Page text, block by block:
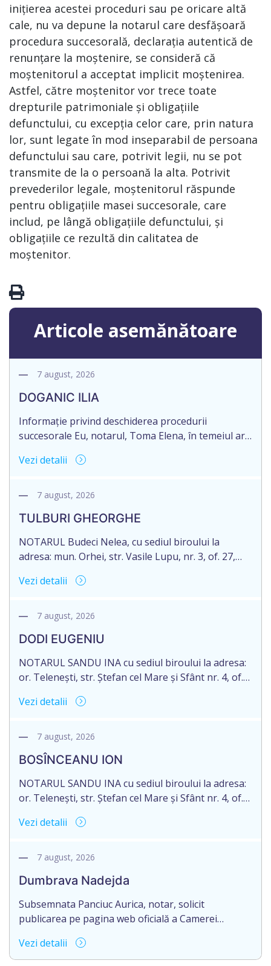
inițierea acestei proceduri sau pe oricare altă
cale, nu va depune la notarul care desfășoară
procedura succesorală, declarația autentică de
renunțare la moștenire, se consideră că
moștenitorul a acceptat implicit moștenirea.
Astfel, către moștenitor vor trece toate
drepturile patrimoniale și obligațiile
defunctului, cu excepția celor care, prin natura
lor, sunt legate în mod inseparabil de persoana
defunctului sau care, potrivit legii, nu se pot
transmite de la o persoană la alta. Potrivit
prevederilor legale, moștenitorul răspunde
pentru obligațiile masei succesorale, care
includ, pe lângă obligațiile defunctului, și
obligațiile ce rezultă din calitatea de
moștenitor.
Articole asemănătoare
7 august, 2026
DOGANIC ILIA
Informație privind deschiderea procedurii
succesorale Eu, notarul, Toma Elena, în temeiul art.
notific Moștenitorii/ persoană care are un interes
notariale în urma decesului cet. DOGANIC ILIA,
2007040006216. Eliberarea certificatului de
moștenitor este planificată în prealabil pentru […]
Vezi detalii
7 august, 2026
TULBURI GHEORGHE
NOTARUL Budeci Nelea, cu sediul biroului la
adresa: mun. Orhei, str. Vasile Lupu, nr. 3, of. 27,
în urma decesului cet. TULBURI GHEORGHE,
decedat/ă la 16 mai 2026. Eliberarea certificatului de
de 16.05.2027 termenul de opțiune pentru
acceptarea […]
Vezi detalii
7 august, 2026
DODI EUGENIU
NOTARUL SANDU INA cu sediul biroului la adresa:
or. Telenești, str. Ștefan cel Mare și Sfânt nr. 4, of.
succesorale în urma decesului cet. DODI EUGENIU,
2003035009604, decedat/ă la data de 12.01.2026
/doisprezece ianuarie anul două mii douăzeci și
șase/. Eliberarea certificatului de moștenitor este
[…]
Vezi detalii
7 august, 2026
BOSÎNCEANU ION
NOTARUL SANDU INA cu sediul biroului la adresa:
or. Telenești, str. Ștefan cel Mare și Sfânt nr. 4, of.
succesorale în urma decesului cet. BOSÎNCEANU
0991201351317, decedat/ă la data de 15.05.2021
Eliberarea certificatului de moștenitor este […]
Vezi detalii
7 august, 2026
Dumbrava Nadejda
Subsemnata Panciuc Aurica, notar, solicit
publicarea pe pagina web oficială a Camerei
deschiderea procedurii succesorale cu următorul
conținut: Informație privind deschiderea procedurii
Vezi detalii